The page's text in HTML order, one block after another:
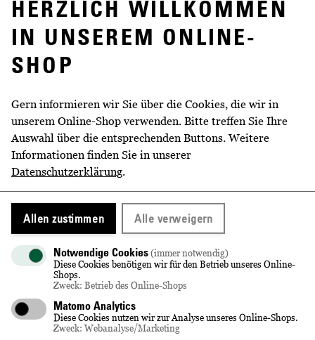
HERZLICH WILLKOMMEN
IN UNSEREM ONLINE-
SHOP
Gern informieren wir Sie über die Cookies, die wir in
unserem Online-Shop verwenden. Bitte treffen Sie Ihre
Auswahl über die entsprechenden Buttons. Weitere
Informationen finden Sie in unserer
Datenschutzerklärung.
Allen zustimmen Alle verweigern
Notwendige Cookies (immer notwendig)
Diese Cookies benötigen wir für den Betrieb unseres Online-
Shops.
Zweck: Betrieb des Online-Shops
Matomo Analytics
Diese Cookies nutzen wir zur Analyse unseres Online-Shops.
Zweck: Webanalyse/Marketing
wackerbarth.de
EINFACH BESTELLEN
Lieferung innerhalb Deutschlands
Lieferung & Versandkosten
BEQUEM BEZAHLEN
Kreditkarte
Rechnung
PayPal